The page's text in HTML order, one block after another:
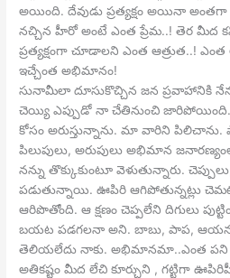
అయింది. దేవుడు ప్రత్యక్షం అయినా
నచ్చిన హీరో అంటే ఎంత ప్రేమ..! తెర మీద
ప్రత్యక్షంగా చూడాలని ఎంత ఆత్రుత..!
ఇచ్చేంత అభిమానం!
సునామీలా దూసుకొచ్చిన జన ప్రవాహానికి
చెయ్యి ఎప్పుడో నా చేతినుంచి జారిపోయింది.
కోసం అరుస్తున్నాను. మా వారిని
పిలుపులు, అరుపులు అభిమాన
నన్ను తొక్కుకుంటూ వెళుతున్నారు.
పడుతున్నాయి. ఊపిరి ఆగిపోతున్నట్లు
ఆరిపొతోంది. ఆ క్షణం చెప్పలేని దిగులు
బయట పడగలనా అని. బాబు, పాప, ఆయన
తెలియలేదు నాకు. అభిమానమా..ఎంత పని
అతికష్టం మీద లేచి కూర్చుని , గట్టిగా